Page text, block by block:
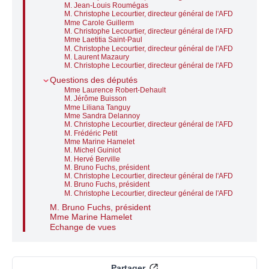
M. Jean-Louis Roumégas
M. Christophe Lecourtier, directeur général de l'AFD
Mme Carole Guillerm
M. Christophe Lecourtier, directeur général de l'AFD
Mme Laetitia Saint-Paul
M. Christophe Lecourtier, directeur général de l'AFD
M. Laurent Mazaury
M. Christophe Lecourtier, directeur général de l'AFD
Questions des députés
Mme Laurence Robert-Dehault
M. Jérôme Buisson
Mme Liliana Tanguy
Mme Sandra Delannoy
M. Christophe Lecourtier, directeur général de l'AFD
M. Frédéric Petit
Mme Marine Hamelet
M. Michel Guiniot
M. Hervé Berville
M. Bruno Fuchs, président
M. Christophe Lecourtier, directeur général de l'AFD
M. Bruno Fuchs, président
M. Christophe Lecourtier, directeur général de l'AFD
M. Bruno Fuchs, président
Mme Marine Hamelet
Echange de vues